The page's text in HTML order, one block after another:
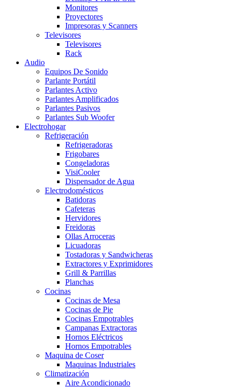
Monitores
Proyectores
Impresoras y Scanners
Televisores
Televisores
Rack
Audio
Equipos De Sonido
Parlante Portátil
Parlantes Activo
Parlantes Amplificados
Parlantes Pasivos
Parlantes Sub Woofer
Electrohogar
Refrigeración
Refrigeradoras
Frigobares
Congeladoras
VisiCooler
Dispensador de Agua
Electrodomésticos
Batidoras
Cafeteras
Hervidores
Freidoras
Ollas Arroceras
Licuadoras
Tostadoras y Sandwicheras
Extractores y Exprimidores
Grill & Parrillas
Planchas
Cocinas
Cocinas de Mesa
Cocinas de Pie
Cocinas Empotrables
Campanas Extractoras
Hornos Eléctricos
Hornos Empotrables
Maquina de Coser
Maquinas Industriales
Climatización
Aire Acondicionado